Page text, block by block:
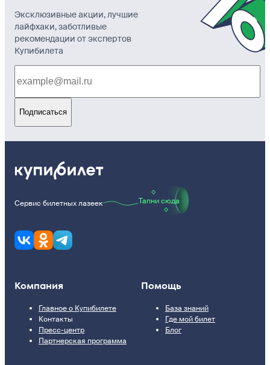
Эксклюзивные акции, лучшие
лайфхаки, заботливые
рекомендации от экспертов
Купибилета
Подписаться
Сервис билетных лазеек Тапни сюда
Компания
Главное о Купибилете
Контакты
Пресс-центр
Партнерская программа
Помощь
База знаний
Где мой билет
Блог